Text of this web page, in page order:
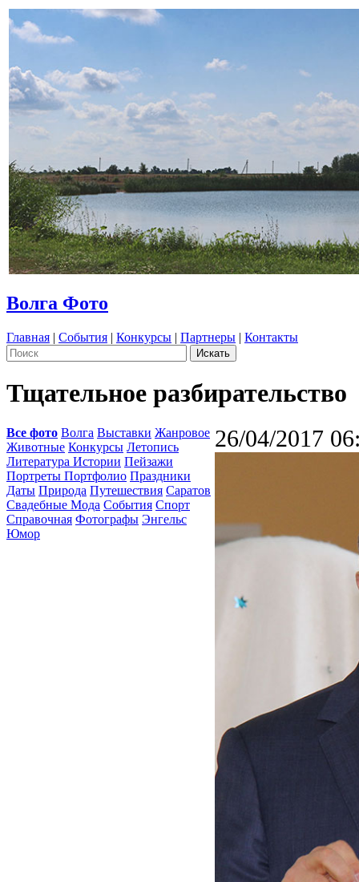
Волга Фото
Главная | События | Конкурсы | Партнеры | Контакты
Тщательное разбирательство
Все фото Волга Выставки Жанровое
Животные Конкурсы Летопись
Литература Истории Пейзажи
Портреты Портфолио Праздники
Даты Природа Путешествия Саратов
Свадебные Мода События Спорт
Справочная Фотографы Энгельс
Юмор
26/04/2017